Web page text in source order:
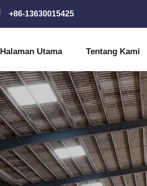
+86-13630015425
Halaman Utama Tentang Kami